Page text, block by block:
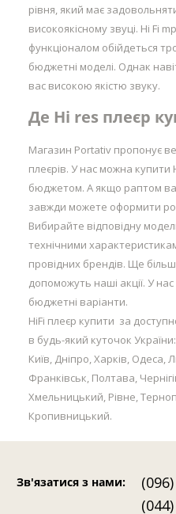
рівня, який має
високоякісному звуці. Hi Fi
функціоналом обійдеться
бюджетні моделі. Однак
вас високою якістю звуку.
Де Hi res плеєр
Магазин Portativ пропонує
плеєрів. У нас можна купити
бюджетом. А якщо раптом
завжди можете оформити
Вибирайте відповідну
технічними
провідних брендів. Ще
допоможуть наші акції. У нас
бюджетні варіанти.
HiFi плеєр купити за
в будь-який куточок України:
Київ, Дніпро, Харків, Одеса,
Франківськ, Полтава,
Хмельницький, Рівне,
Кропивницький.
Зв'язатися з нами: